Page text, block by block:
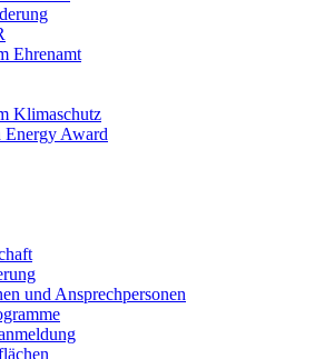
Ehrenamt
Klimaschutz
Energy Award
und Ansprechpersonen